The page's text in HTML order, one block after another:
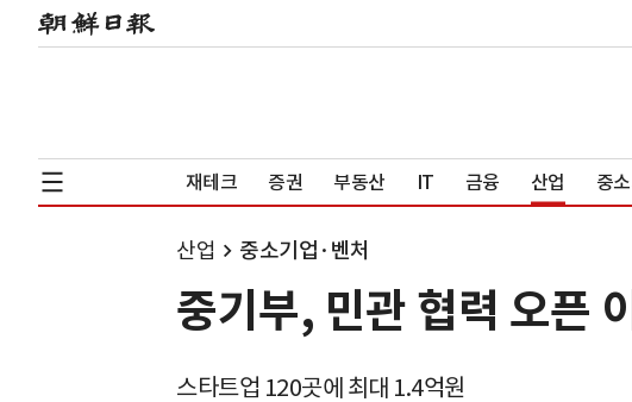
재테크 증권 부동산 IT 금융 산업 중
산업 중소기업·벤처
중기부, 민관 협력 오픈
스타트업 120곳에 최대 1.4억원